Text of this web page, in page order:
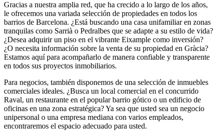
Gracias a nuestra amplia red, que ha crecido a lo largo de los años,
le ofrecemos una variada selección de propiedades en todos los
barrios de Barcelona. ¿Está buscando una casa unifamiliar en zonas
tranquilas como Sarrià o Pedralbes que se adapte a su estilo de vida?
¿Desea adquirir un piso en el vibrante Eixample como inversión?
¿O necesita información sobre la venta de su propiedad en Gràcia?
Estamos aquí para acompañarlo de manera confiable y transparente
en todos sus proyectos inmobiliarios.
Para negocios, también disponemos de una selección de inmuebles
comerciales ideales. ¿Busca un local comercial en el concurrido
Raval, un restaurante en el popular barrio gótico o un edificio de
oficinas en una zona estratégica? Ya sea que usted sea un negocio
unipersonal o una empresa mediana con varios empleados,
encontraremos el espacio adecuado para usted.